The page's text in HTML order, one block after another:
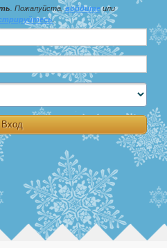
. Пожалуйста,войдитеили
.